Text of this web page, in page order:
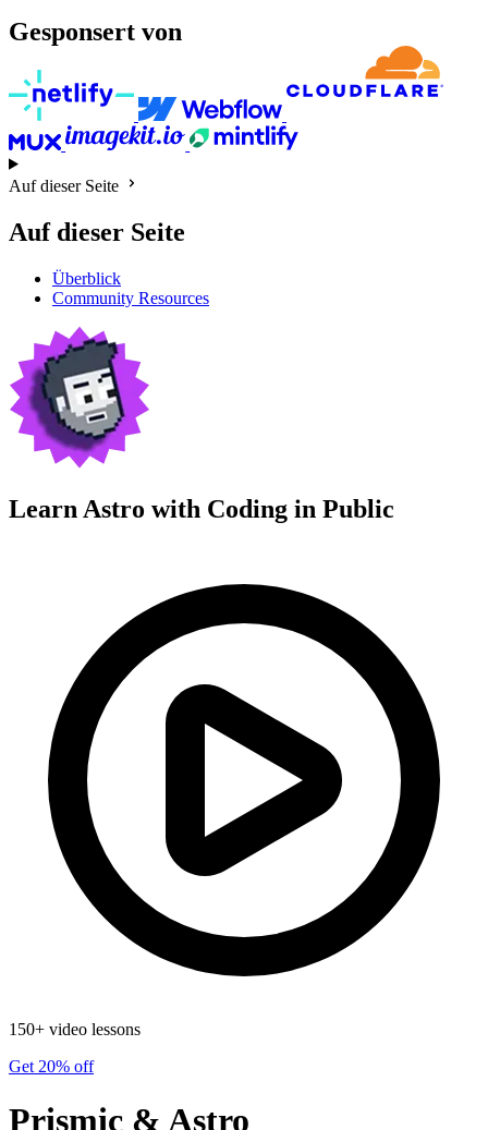
Gesponsert von
Auf dieser Seite
Auf dieser Seite
Überblick
Community Resources
Learn Astro with Coding in Public
150+ video lessons
Get 20% off
Prismic & Astro